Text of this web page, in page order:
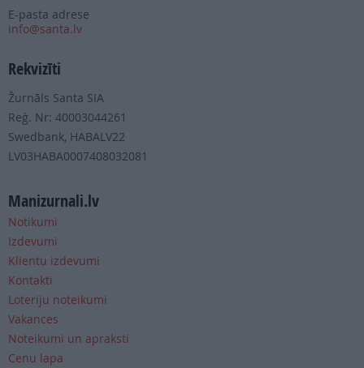
E-pasta adrese
info@santa.lv
Rekvizīti
Žurnāls Santa SIA
Reģ. Nr: 40003044261
Swedbank, HABALV22
LV03HABA0007408032081
Manizurnali.lv
Notikumi
Izdevumi
Klientu izdevumi
Kontakti
Loteriju noteikumi
Vakances
Noteikumi un apraksti
Cenu lapa